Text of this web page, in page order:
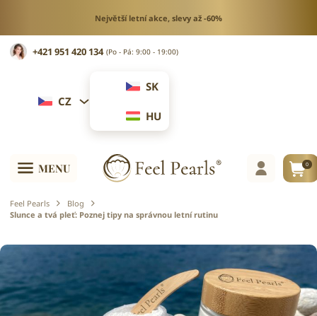
Největší letní akce, slevy až -60%
+421 951 420 134 (Po - Pá: 9:00 - 19:00)
CZ
SK
HU
MENU 0
Feel Pearls
Blog
Slunce a tvá pleť: Poznej tipy na správnou letní rutinu